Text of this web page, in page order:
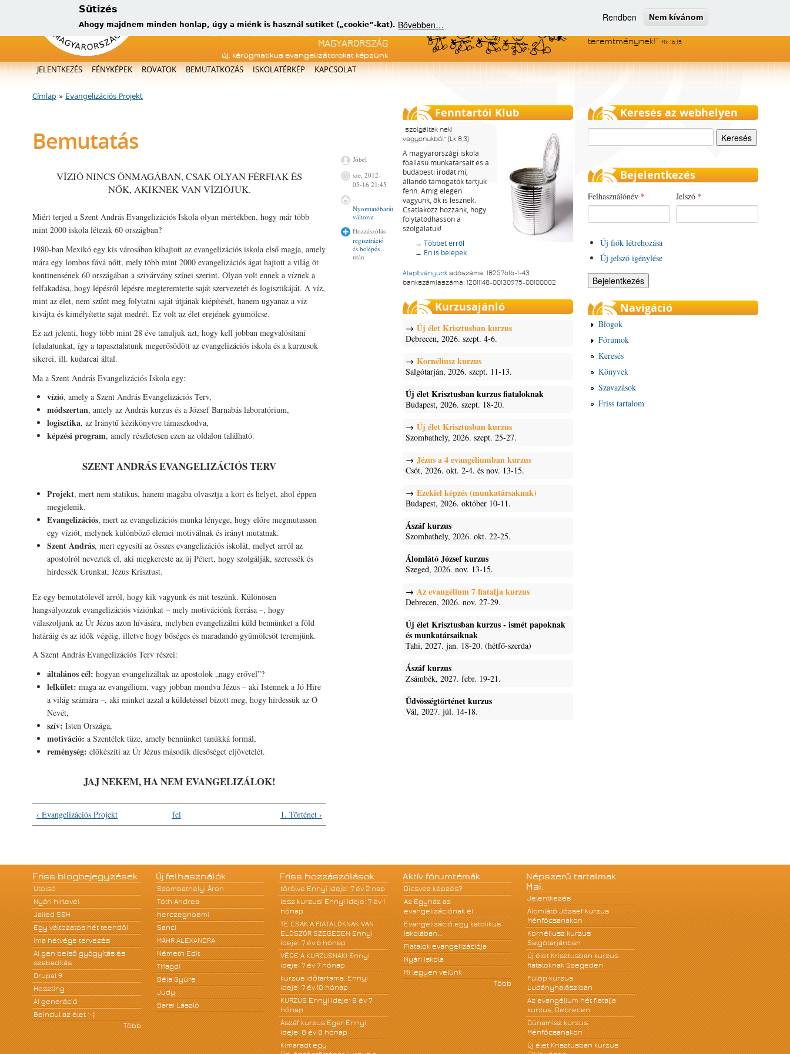
Sütizés
Ahogy majdnem minden honlap, úgy a miénk is használ sütiket („cookie”-kat). Bővebben…
Rendben Nem kívánom
új, kérügmatikus evangelizátorokat képzünk
Menjetek el az egész világra, és
teremtménynek!
Mk 16,15
Főmenü
JELENTKEZÉS FÉNYKÉPEK ROVATOK BEMUTATKOZÁS ISKOLATÉRKÉP KAPCSOLAT
Jelenlegi hely
Címlap » Evangelizációs Projekt
Bemutatás
VÍZIÓ NINCS ÖNMAGÁBAN, CSAK OLYAN FÉRFIAK ÉS
NŐK, AKIKNEK VAN VÍZIÓJUK.
Miért terjed a Szent András Evangelizációs Iskola olyan mértékben, hogy már több
mint 2000 iskola létezik 60 országban?
1980-ban Mexikó egy kis városában kihajtott az evangelizációs iskola első magja, amely
mára egy lombos fává nőtt, mely több mint 2000 evangelizációs ágat hajtott a világ öt
kontinensének 60 országában a szivárvány színei szerint. Olyan volt ennek a víznek a
felfakadása, hogy lépésről lépésre megteremtette saját szervezetét és logisztikáját. A víz,
mint az élet, nem szűnt meg folytatni saját útjának kiépítését, hanem ugyanaz a víz
kivájta és kimélyítette saját medrét. Ez volt az élet erejének gyümölcse.
Ez azt jelenti, hogy több mint 28 éve tanuljuk azt, hogy kell jobban megvalósítani
feladatunkat, így a tapasztalatunk megerősödött az evangelizációs iskola és a kurzusok
sikerei, ill. kudarcai által.
Ma a Szent András Evangelizációs Iskola egy:
vízió, amely a Szent András Evangelizációs Terv,
módszertan, amely az András kurzus és a József Barnabás laboratórium,
logisztika, az Iránytű kézikönyvre támaszkodva,
képzési program, amely részletesen ezen az oldalon található.
SZENT ANDRÁS EVANGELIZÁCIÓS TERV
Projekt, mert nem statikus, hanem magába olvasztja a kort és helyet, ahol éppen
megjelenik.
Evangelizációs, mert az evangelizációs munka lényege, hogy előre megmutasson
egy víziót, melynek különböző elemei motiválnak és irányt mutatnak.
Szent András, mert egyesíti az összes evangelizációs iskolát, melyet arról az
apostolról neveztek el, aki megkereste az új Pétert, hogy szolgálják, szeressék és
hirdessék Urunkat, Jézus Krisztust.
Ez egy bemutatólevél arról, hogy kik vagyunk és mit teszünk. Különösen
hangsúlyozzuk evangelizációs víziónkat – mely motivációnk forrása –, hogy
válaszoljunk az Úr Jézus azon hívására, melyben evangelizálni küld bennünket a föld
határáig és az idők végéig, illetve hogy bőséges és maradandó gyümölcsöt teremjünk.
A Szent András Evangelizációs Terv részei:
általános cél: hogyan evangelizáltak az apostolok „nagy erővel”?
lelkület: maga az evangélium, vagy jobban mondva Jézus – aki Istennek a Jó Híre
a világ számára –, aki minket azzal a küldetéssel bízott meg, hogy hirdessük az Ő
Nevét,
szív: Isten Országa,
motiváció: a Szentélek tüze, amely bennünket tanúkká formál,
reménység: előkészíti az Úr Jézus második dicsőséget eljövetelét.
JAJ NEKEM, HA NEM EVANGELIZÁLOK!
‹ Evangelizációs Projekt fel 1. Történet ›
Jóbel
sze, 2012-
05-16 21:45
Nyomtatóbarát
változat
Hozzászólás
regisztráció
és belépés
után
Fenntartói Klub
szolgáltak neki
vagyonukból
(Lk 8,3)
A magyarországi iskola
főállású munkatársait és a
budapesti irodát mi,
állandó támogatók tartjuk
fenn. Amíg elegen
vagyunk, ők is lesznek.
Csatlakozz hozzánk, hogy
folytatódhasson a
szolgálatuk!
→ Többet erről
→ Én is belépek
Alapítványunk adószáma: 18257616-1-43
bankszámlaszáma: 12011148-00130975-00100002
Kurzusajánló
Új élet Krisztusban kurzus
Debrecen, 2026. szept. 4-6.
Kornéliusz kurzus
Salgótarján, 2026. szept. 11-13.
Új élet Krisztusban kurzus fiataloknak
Budapest, 2026. szept. 18-20.
Új élet Krisztusban kurzus
Szombathely, 2026. szept. 25-27.
Jézus a 4 evangéliumban kurzus
Csót, 2026. okt. 2-4. és nov. 13-15.
Ezekiel képzés (munkatársaknak)
Budapest, 2026. október 10-11.
Ászáf kurzus
Szombathely, 2026. okt. 22-25.
Álomlátó József kurzus
Szeged, 2026. nov. 13-15.
Az evangélium 7 fiatalja kurzus
Debrecen, 2026. nov. 27-29.
Új élet Krisztusban kurzus - ismét papoknak
és munkatársaiknak
Tahi, 2027. jan. 18-20. (hétfő-szerda)
Ászáf kurzus
Zsámbék, 2027. febr. 19-21.
Üdvösségtörténet kurzus
Vál, 2027. júl. 14-18.
Keresés az webhelyen
Bejelentkezés
Felhasználónév * Jelszó *
Új fiók létrehozása
Új jelszó igénylése
Navigáció
Blogok
Fórumok
Keresés
Könyvek
Szavazások
Friss tartalom
Friss blogbejegyzések
Utolsó
Nyári hírlevél
Jailed SSH
Egy változatos hét teendői
Ima hétvége tervezés
A! gen belső gyógyítás és
szabadítás
Drupal 9
Hoszting
A! generáció
Beindul az élet :-)
Több
Új felhasználók
Szombathelyi Áron
Tóth Andrea
herczegnoemi
Sanci
MÁHR ALEXANDRA
Németh Edit
TMagdi
Béla Gyüre
Judy
Barsi László
Friss hozzászólások
törölve Ennyi ideje: 7 év 2 nap
lesz kurzus! Ennyi ideje: 7 év 1
hónap
TE CSAK A FIATALÓKNAK VAN
ELÖSZÖR SZEGEDEN Ennyi
ideje: 7 év 6 hónap
VÉGE A KURZUSNAK! Ennyi
ideje: 7 év 7 hónap
kurzus időtartama. Ennyi
ideje: 7 év 10 hónap
KURZUS Ennyi ideje: 8 év 7
hónap
Ászáf kurzus Eger Ennyi
ideje: 8 év 8 hónap
Kimaradt egy
Aktív fórumtémák
Dicsvez képzés?
Az Egyház az
evangelizációnak él
Evangelizáció egy katolikus
iskolában...
Fiatalok evangelizációja
Nyári iskola
Mi legyen velünk
Több
Népszerű tartalmak
Mai:
Jelentkezés
Álomlátó József kurzus
Ménfőcsanakon
Kornéliusz kurzus
Salgótarjánban
Új élet Krisztusban kurzus
fiataloknak Szegeden
Fülöp kurzus
Ludányhalásziban
Az evangélium hét fiatalja
kurzus, Debrecen
Dünamisz kurzus
Ménfőcsanakon
Új élet Krisztusban kurzus